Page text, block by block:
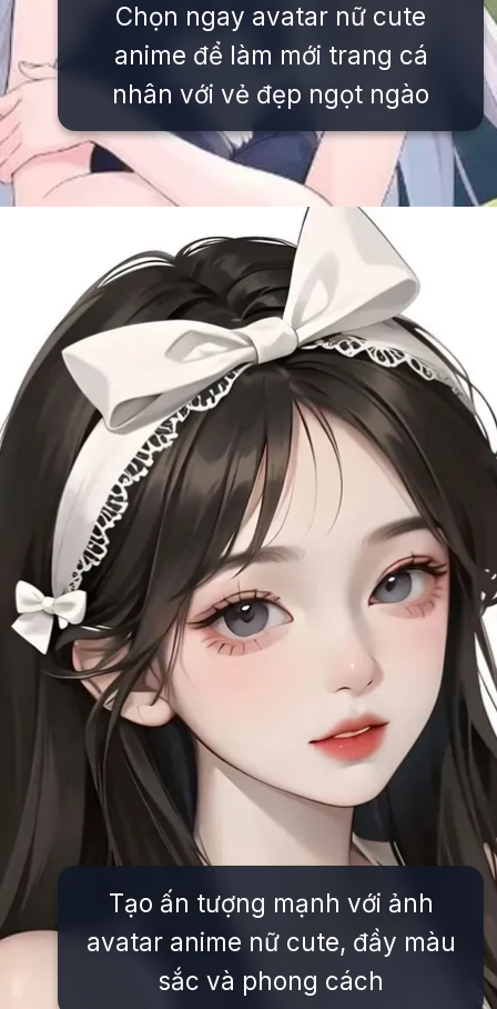
Chọn ngay avatar nữ cute
anime để làm mới trang cá
nhân với vẻ đẹp ngọt ngào
https://issiloo.edu.vn/avatar-anime
Tạo ấn tượng mạnh với ảnh
avatar anime nữ cute, đầy màu
sắc và phong cách